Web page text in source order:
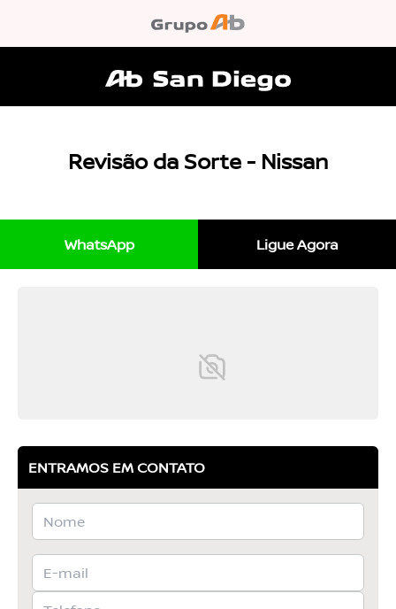
Revisão da Sorte - Nissan
WhatsApp Ligue Agora
ENTRAMOS EM CONTATO